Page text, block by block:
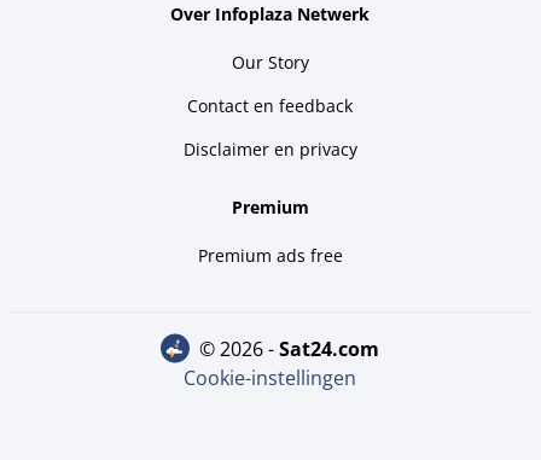
Over Infoplaza Netwerk
Our Story
Contact en feedback
Disclaimer en privacy
Premium
Premium ads free
© 2026 - sat24.com
Cookie-instellingen